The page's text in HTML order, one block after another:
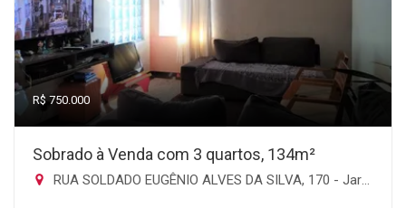
R$ 750.000
Sobrado à Venda com 3 quartos, 134m²
RUA SOLDADO EUGÊNIO ALVES DA SILVA, 170 - Jardim Imperador, Guarulhos-SP